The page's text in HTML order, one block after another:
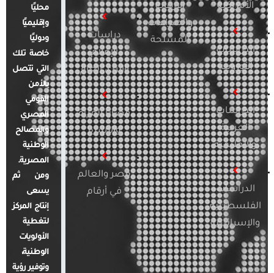
الأمريكية
الدراسات
الأوروبية
الدراسات
العربية
والإقليمية
الدراسات
الفلسطينية
والإسرائيلية
الإرهاب
والصراعات
المسلحة
دراسات
الإعلام
والرأي العام
قضايا المرأة
والأسرة
مصر والعالم
في أرقام
محليًا
وإقليميًا
ودوليًا
خاصة تلك
التي تتصل
بالأمن
القومي
المصري
والمصالح
الوطنية
المصرية.
ومن ثم
يسعى
إنتاج المركز
لتغطية
الأولويات
الوطنية،
وتوفير رؤية